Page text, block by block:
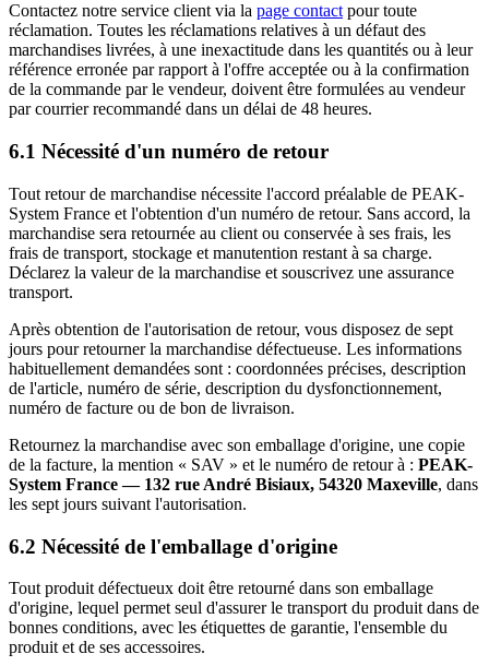
Contactez notre service client via la page contactpour toute
réclamation. Toutes les réclamations relatives à un défaut des
marchandises livrées, à une inexactitude dans les quantités ou à leur
référence erronée par rapport à l'offre acceptée ou à la confirmation
de la commande par le vendeur, doivent être formulées au vendeur
par courrier recommandé dans un délai de 48 heures.
6.1 Nécessité d'un numéro de retour
Tout retour de marchandise nécessite l'accord préalable de PEAK-
System France et l'obtention d'un numéro de retour. Sans accord, la
marchandise sera retournée au client ou conservée à ses frais, les
frais de transport, stockage et manutention restant à sa charge.
Déclarez la valeur de la marchandise et souscrivez une assurance
transport.
Après obtention de l'autorisation de retour, vous disposez de sept
jours pour retourner la marchandise défectueuse. Les informations
habituellement demandées sont : coordonnées précises, description
de l'article, numéro de série, description du dysfonctionnement,
numéro de facture ou de bon de livraison.
Retournez la marchandise avec son emballage d'origine, une copie
de la facture, la mention « SAV » et le numéro de retour à : PEAK-
System France — 132 rue André Bisiaux, 54320 Maxeville, dans
les sept jours suivant l'autorisation.
6.2 Nécessité de l'emballage d'origine
Tout produit défectueux doit être retourné dans son emballage
d'origine, lequel permet seul d'assurer le transport du produit dans de
bonnes conditions, avec les étiquettes de garantie, l'ensemble du
produit et de ses accessoires.